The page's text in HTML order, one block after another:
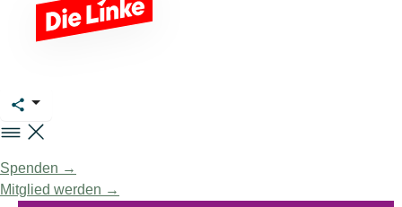
Spenden →
Mitglied werden →